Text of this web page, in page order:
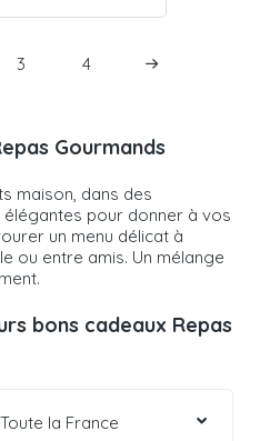
3 4
Gourmands
maison, dans des
pour donner à vos
un menu délicat à
ou entre amis. Un mélange
bons cadeaux Repas
Toute la France